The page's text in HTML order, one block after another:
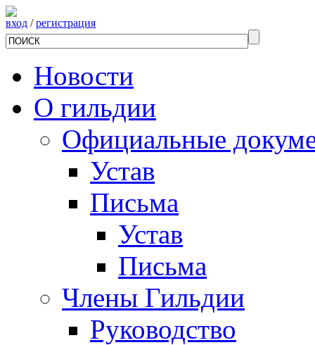
вход /регистрация
Новости
О гильдии
Официальные
Устав
Письма
Устав
Письма
Члены Гильдии
Руководство